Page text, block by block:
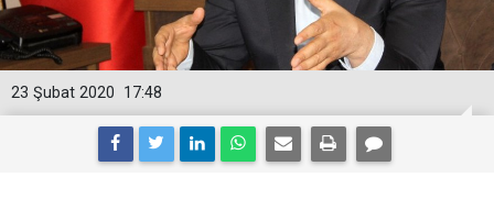
17:48
23 Şubat 2020